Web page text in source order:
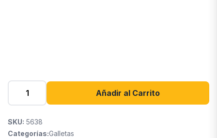
Añadir al Carrito
SKU: 5638
Categorías:Galletas